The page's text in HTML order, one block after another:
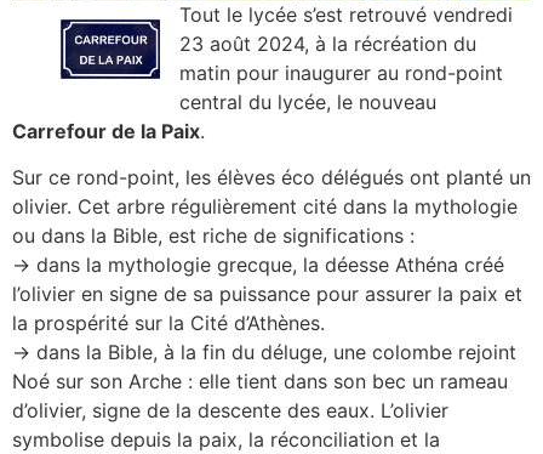
Tout le lycée s’est retrouvé vendredi
23 août 2024, à la récréation du
matin pour inaugurer au rond-point
central du lycée, le nouveau
Carrefour de la Paix.
Sur ce rond-point, les élèves éco délégués ont planté un
olivier. Cet arbre régulièrement cité dans la mythologie
ou dans la Bible, est riche de significations :
→ dans la mythologie grecque, la déesse Athéna créé
l’olivier en signe de sa puissance pour assurer la paix et
la prospérité sur la Cité d’Athènes.
→ dans la Bible, à la fin du déluge, une colombe rejoint
Noé sur son Arche : elle tient dans son bec un rameau
d’olivier, signe de la descente des eaux. L’olivier
symbolise depuis la paix, la réconciliation et la